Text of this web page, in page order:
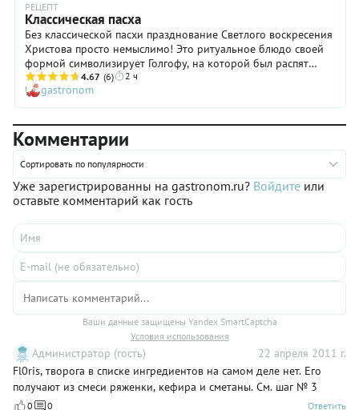
РЕЦЕПТ
Классическая пасха
Без классической пасхи празднование Светлого воскресения
Христова просто немыслимо! Это ритуальное блюдо своей
формой символизирует Голгофу, на которой был распят
Иисус . Почему пасху готовили именно из творога?
Некоторые исследователи считают, что дело в сакральном
значении продукта: в нем сосредоточена вся суть молока.
Именно поэтому наши предки издревле использовали
творог для проведения тех или иных обрядов, например, с
целью привлечения хорошего урожая. Чтобы приготовить
настоящую классическую пасху вам понадобится
специальная форма — пластиковая или деревянная. На
боковых поверхностях ее изображены символы, которые
напоминают об известных событиях библейской истории:
крест, копье, буквы ХВ («Христос воскресе»), лестница на
небо, голубка, веточка с листочками и яйца. Все они в
результате отпечатаются на творожной пасхе — если вы
будете в точности соблюдать технологию, описанную в
рецепте.
4.67 (6) 2 ч
gastronom
Комментарии
Сортировать по популярности
Уже зарегистрированны на gastronom.ru? Войдите или
оставьте комментарий как гость
Ваши данные защищены Yandex SmartCaptcha
Условия использования
Администратор (гость)
22 апреля 2011 г.
Fl0ris, творога в списке ингредиентов на самом деле нет. Его
получают из смеси ряженки, кефира и сметаны. См. шаг № 3
0 0 Ответить